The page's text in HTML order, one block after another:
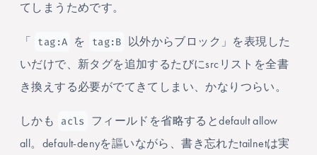
てしまうためです。
「 tag:A を tag:B 以外からブロック」を表現した
いだけで、新タグを追加するたびにsrcリストを全書
き換えする必要がでてきてしまい、かなりつらい。
しかも acls
フィールドを省略するとdefault allow
all。default-denyを謳いながら、書き忘れたtailnetは実